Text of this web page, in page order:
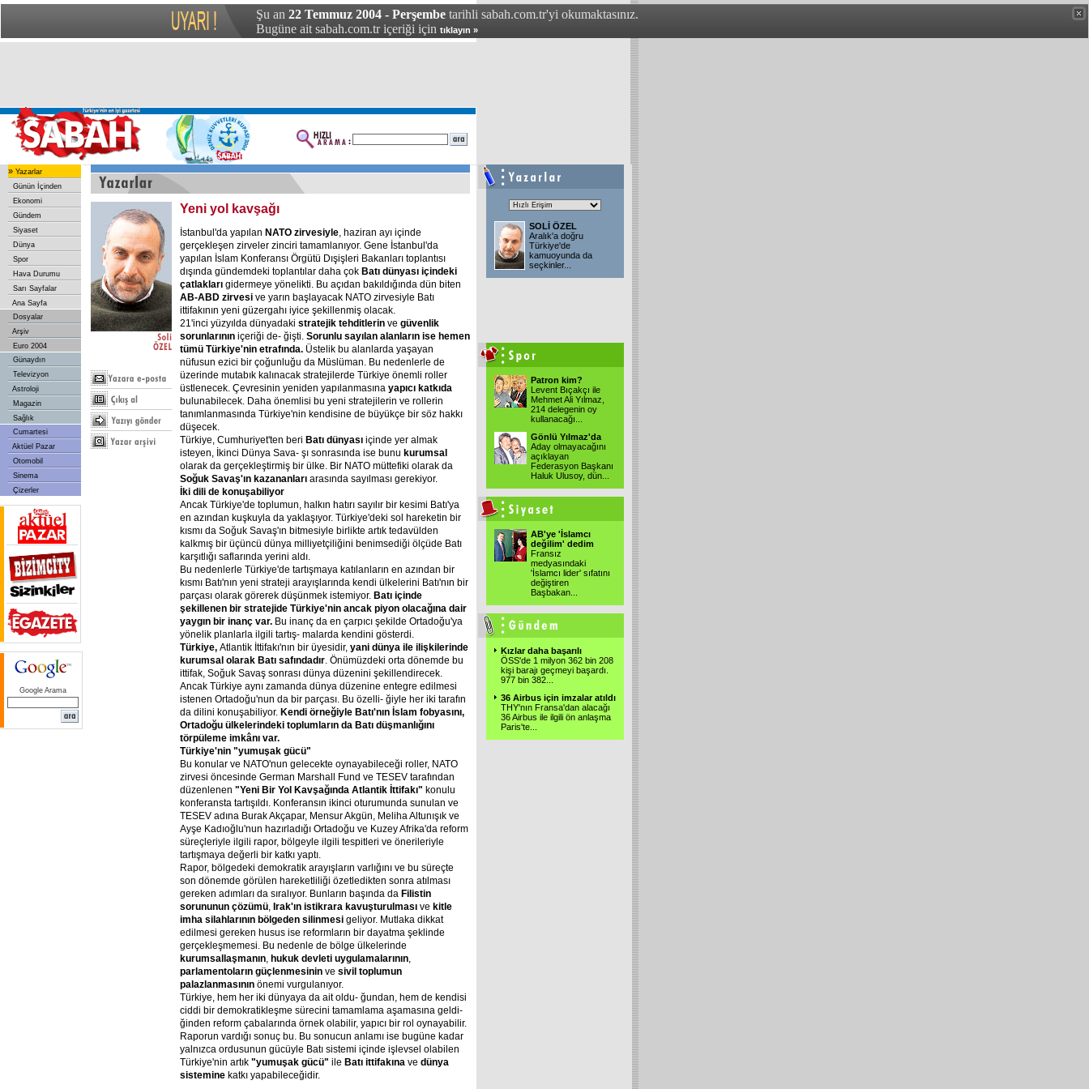
Şu an 22 Temmuz 2004 - Perşembe tarihli sabah.com.tr'yi okumaktasınız.
Bugüne ait sabah.com.tr içeriği için tıklayın »
» Yazarlar
Günün İçinden
Ekonomi
Gündem
Siyaset
Dünya
Spor
Hava Durumu
Sarı Sayfalar
Ana Sayfa
Dosyalar
Arşiv
Euro 2004
Günaydın
Televizyon
Astroloji
Magazin
Sağlık
Cumartesi
Aktüel Pazar
Otomobil
Sinema
Çizerler
Google Arama
Yeni yol kavşağı
İstanbul'da yapılan NATO zirvesiyle, haziran ayı içinde
gerçekleşen zirveler zinciri tamamlanıyor. Gene İstanbul'da
yapılan İslam Konferansı Örgütü Dışişleri Bakanları toplantısı
dışında gündemdeki toplantılar daha çok Batı dünyası içindeki
çatlakları gidermeye yönelikti. Bu açıdan bakıldığında dün biten
AB-ABD zirvesi ve yarın başlayacak NATO zirvesiyle Batı
ittifakının yeni güzergahı iyice şekillenmiş olacak.
21'inci yüzyılda dünyadaki stratejik tehditlerin ve güvenlik
sorunlarının içeriği de- ğişti. Sorunlu sayılan alanların ise hemen
tümü Türkiye'nin etrafında. Üstelik bu alanlarda yaşayan
nüfusun ezici bir çoğunluğu da Müslüman. Bu nedenlerle de
üzerinde mutabık kalınacak stratejilerde Türkiye önemli roller
üstlenecek. Çevresinin yeniden yapılanmasına yapıcı katkıda
bulunabilecek. Daha önemlisi bu yeni stratejilerin ve rollerin
tanımlanmasında Türkiye'nin kendisine de büyükçe bir söz hakkı
düşecek.
Türkiye, Cumhuriyet'ten beri Batı dünyası içinde yer almak
isteyen, İkinci Dünya Sava- şı sonrasında ise bunu kurumsal
olarak da gerçekleştirmiş bir ülke. Bir NATO müttefiki olarak da
Soğuk Savaş'ın kazananları arasında sayılması gerekiyor.
İki dili de konuşabiliyor
Ancak Türkiye'de toplumun, halkın hatırı sayılır bir kesimi Batı'ya
en azından kuşkuyla da yaklaşıyor. Türkiye'deki sol hareketin bir
kısmı da Soğuk Savaş'ın bitmesiyle birlikte artık tedavülden
kalkmış bir üçüncü dünya milliyetçiliğini benimsediği ölçüde Batı
karşıtlığı saflarında yerini aldı.
Bu nedenlerle Türkiye'de tartışmaya katılanların en azından bir
kısmı Batı'nın yeni strateji arayışlarında kendi ülkelerini Batı'nın bir
parçası olarak görerek düşünmek istemiyor. Batı içinde
şekillenen bir stratejide Türkiye'nin ancak piyon olacağına dair
yaygın bir inanç var. Bu inanç da en çarpıcı şekilde Ortadoğu'ya
yönelik planlarla ilgili tartış- malarda kendini gösterdi.
Türkiye, Atlantik İttifakı'nın bir üyesidir, yani dünya ile ilişkilerinde
kurumsal olarak Batı safındadır. Önümüzdeki orta dönemde bu
ittifak, Soğuk Savaş sonrası dünya düzenini şekillendirecek.
Ancak Türkiye aynı zamanda dünya düzenine entegre edilmesi
istenen Ortadoğu'nun da bir parçası. Bu özelli- ğiyle her iki tarafın
da dilini konuşabiliyor. Kendi örneğiyle Batı'nın İslam fobyasını,
Ortadoğu ülkelerindeki toplumların da Batı düşmanlığını
törpüleme imkânı var.
Türkiye'nin "yumuşak gücü"
Bu konular ve NATO'nun gelecekte oynayabileceği roller, NATO
zirvesi öncesinde German Marshall Fund ve TESEV tarafından
düzenlenen "Yeni Bir Yol Kavşağında Atlantik İttifakı" konulu
konferansta tartışıldı. Konferansın ikinci oturumunda sunulan ve
TESEV adına Burak Akçapar, Mensur Akgün, Meliha Altunışık ve
Ayşe Kadıoğlu'nun hazırladığı Ortadoğu ve Kuzey Afrika'da reform
süreçleriyle ilgili rapor, bölgeyle ilgili tespitleri ve önerileriyle
tartışmaya değerli bir katkı yaptı.
Rapor, bölgedeki demokratik arayışların varlığını ve bu süreçte
son dönemde görülen hareketliliği özetledikten sonra atılması
gereken adımları da sıralıyor. Bunların başında da Filistin
sorununun çözümü, Irak'ın istikrara kavuşturulması ve kitle
imha silahlarının bölgeden silinmesi geliyor. Mutlaka dikkat
edilmesi gereken husus ise reformların bir dayatma şeklinde
gerçekleşmemesi. Bu nedenle de bölge ülkelerinde
kurumsallaşmanın, hukuk devleti uygulamalarının,
parlamentoların güçlenmesinin ve sivil toplumun
palazlanmasının önemi vurgulanıyor.
Türkiye, hem her iki dünyaya da ait oldu- ğundan, hem de kendisi
ciddi bir demokratikleşme sürecini tamamlama aşamasına geldi-
ğinden reform çabalarında örnek olabilir, yapıcı bir rol oynayabilir.
Raporun vardığı sonuç bu. Bu sonucun anlamı ise bugüne kadar
yalnızca ordusunun gücüyle Batı sistemi içinde işlevsel olabilen
Türkiye'nin artık "yumuşak gücü" ile Batı ittifakına ve dünya
sistemine katkı yapabileceğidir.
SOLİ ÖZEL
Aralık'a doğru
Türkiye'de
kamuoyunda da
seçkinler...
Patron kim?
Levent Bıçakçı ile
Mehmet Ali Yılmaz,
214 delegenin oy
kullanacağı
Gönlü Yılmaz'da
Aday olmayacağını
açıklayan
Federasyon Başkanı
Haluk Ulusoy, dün
AB'ye 'İslamcı
değilim' dedim
Fransız
medyasındaki
'İslamcı lider' sıfatını
değiştiren
Başbakan
Kızlar daha başarılı
ÖSS'de 1 milyon 362 bin 208
kişi barajı geçmeyi başardı.
977 bin 382
36 Airbus için imzalar atıldı
THY'nın Fransa'dan alacağı
36 Airbus ile ilgili ön anlaşma
Paris'te